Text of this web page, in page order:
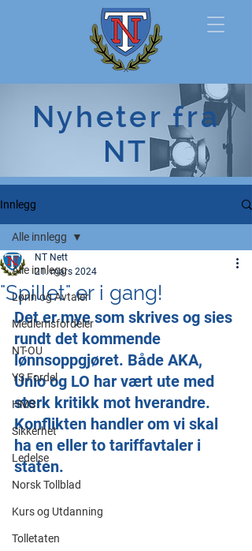
Tollerforbund
Nyheter fra
NT
Innlegg
Alle innlegg
Lønn og Avtaler
Medlemsfordeler
NT-OU
YS Fordel
HMS
Sikkerhet
Ledelse
Norsk Tollblad
Kurs og Utdanning
Tolletaten
Alle innlegg
"Spillet" er i gang!
NT Nett
21. mars 2024
Det er mye som skrives og sies
rundt det kommende
lønnsoppgjøret. Både AKA,
Unio og LO har vært ute med
sterk kritikk mot hverandre.
Konflikten handler om vi skal
ha en eller to tariffavtaler i
staten.